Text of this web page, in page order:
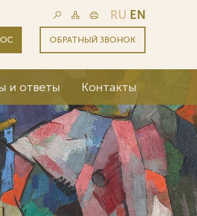
RU EN
ОБРАТНЫЙ ЗВОНОК
и ответы Контакты